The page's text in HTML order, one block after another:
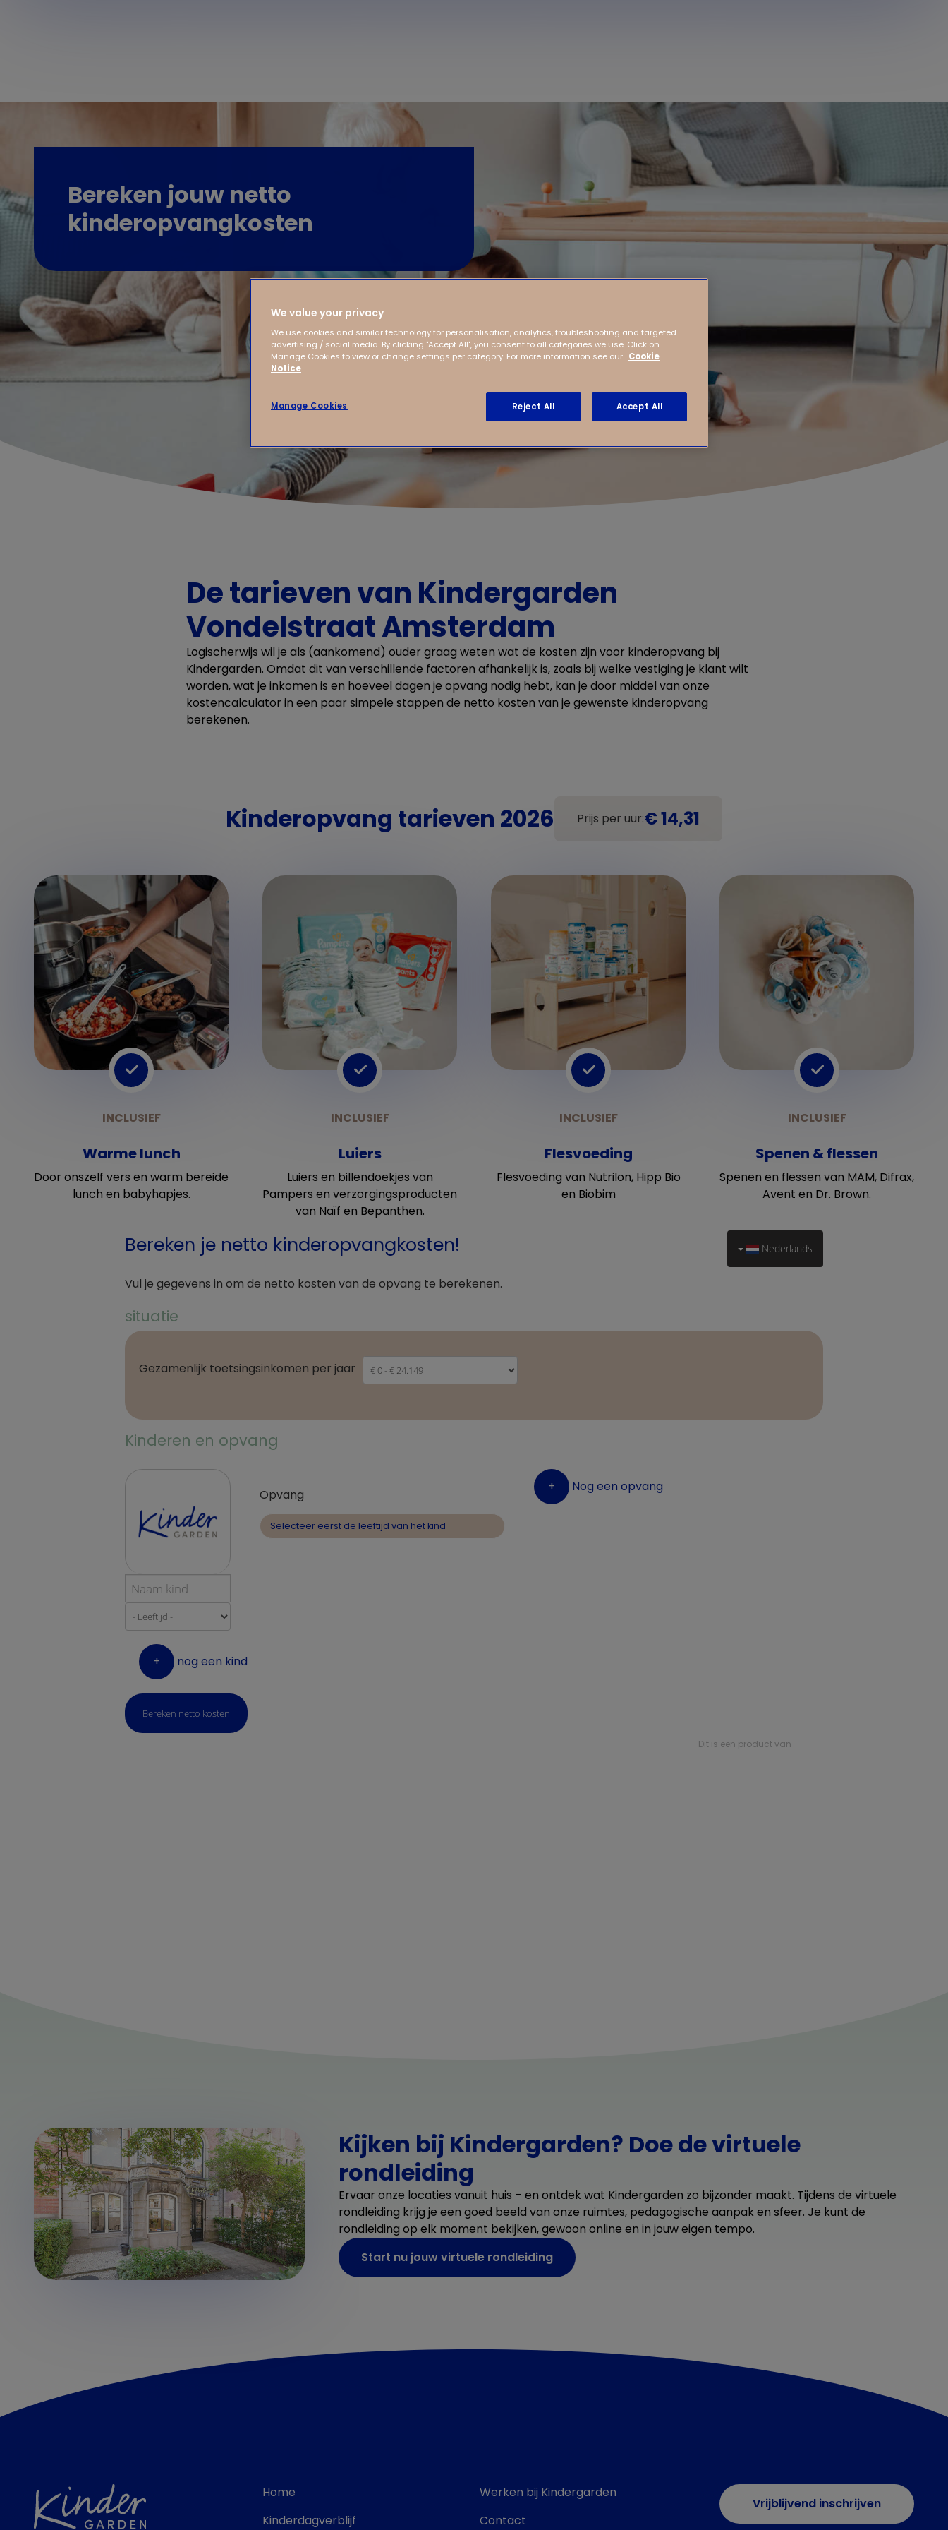
Bereken jouw netto
kinderopvangkosten
De tarieven van Kindergarden
Vondelstraat Amsterdam
Logischerwijs wil je als (aankomend) ouder graag weten wat de kosten zijn voor kinderopvang bij
Kindergarden. Omdat dit van verschillende factoren afhankelijk is, zoals bij welke vestiging je klant wilt
worden, wat je inkomen is en hoeveel dagen je opvang nodig hebt, kan je door middel van onze
kostencalculator in een paar simpele stappen de netto kosten van je gewenste kinderopvang
berekenen.
Kinderopvang tarieven 2026 Prijs per uur:€ 14,31
Warme lunch
Door onszelf vers en warm bereide
lunch en babyhapjes.
Luiers
Luiers en billendoekjes van
Pampers en verzorgingsproducten
van Naïf en Bepanthen.
Flesvoeding
Flesvoeding van Nutrilon, Hipp Bio
en Biobim
Spenen & flessen
Spenen en flessen van MAM, Difrax,
Avent en Dr. Brown.
Kijken bij Kindergarden? Doe de virtuele
rondleiding
Ervaar onze locaties vanuit huis – en ontdek wat Kindergarden zo bijzonder maakt. Tijdens de virtuele
rondleiding krijg je een goed beeld van onze ruimtes, pedagogische aanpak en sfeer. Je kunt de
rondleiding op elk moment bekijken, gewoon online en in jouw eigen tempo.
Start nu jouw virtuele rondleiding
Home
Kinderdagverblijf
Werken bij Kindergarden
Contact
Vrijblijvend inschrijven
We value your privacy
We use cookies and similar technology for personalisation, analytics, troubleshooting and targeted
advertising / social media. By clicking "Accept All", you consent to all categories we use. Click on
Manage Cookies to view or change settings per category. For more information see our Cookie
Notice
Manage Cookies Reject All Accept All